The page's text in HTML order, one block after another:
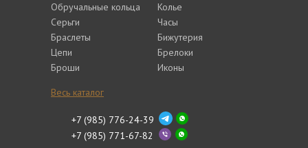
Обручальные кольца
Серьги
Браслеты
Цепи
Броши
Колье
Часы
Бижутерия
Брелоки
Иконы
Весь каталог
+7 (985) 776-24-39
+7 (985) 771-67-82